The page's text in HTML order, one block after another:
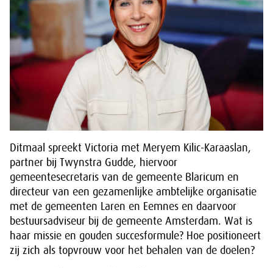
Ditmaal spreekt Victoria met Meryem Kilic-Karaaslan,
partner bij Twynstra Gudde, hiervoor
gemeentesecretaris van de gemeente Blaricum en
directeur van een gezamenlijke ambtelijke organisatie
met de gemeenten Laren en Eemnes en daarvoor
bestuursadviseur bij de gemeente Amsterdam. Wat is
haar missie en gouden succesformule? Hoe positioneert
zij zich als topvrouw voor het behalen van de doelen?